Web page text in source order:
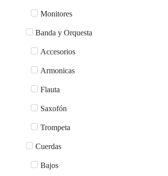
Monitores
Banda y Orquesta
Accesorios
Armonicas
Flauta
Saxofón
Trompeta
Cuerdas
Bajos